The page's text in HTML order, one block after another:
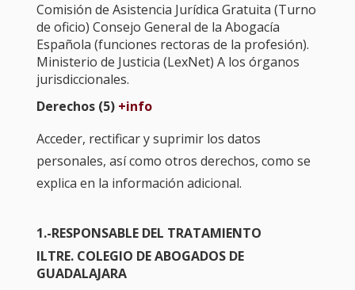
Comisión de Asistencia Jurídica Gratuita (Turno
de oficio) Consejo General de la Abogacía
Española (funciones rectoras de la profesión).
Ministerio de Justicia (LexNet) A los órganos
jurisdiccionales.
Derechos (5) +info
Acceder, rectificar y suprimir los datos
personales, así como otros derechos, como se
explica en la información adicional.
1.-RESPONSABLE DEL TRATAMIENTO
ILTRE. COLEGIO DE ABOGADOS DE
GUADALAJARA